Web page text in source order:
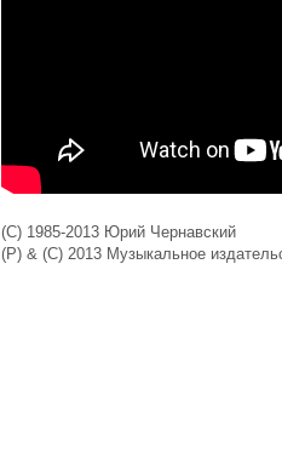
(С) 1985-2013 Юрий Чернавский
(Р) & (С) 2013 Музыкальное